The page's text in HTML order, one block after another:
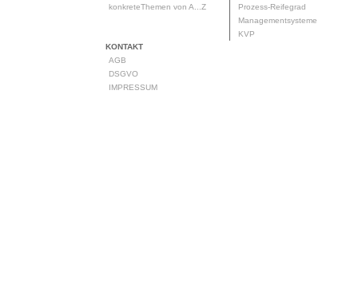
konkreteThemen von A...Z
Prozess-Reifegrad
Managementsysteme
KVP
KONTAKT
AGB
DSGVO
IMPRESSUM